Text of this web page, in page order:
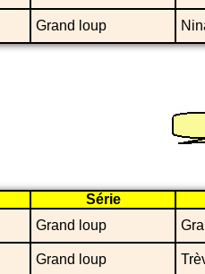
Grand loup
Série
Grand loup
Grand loup